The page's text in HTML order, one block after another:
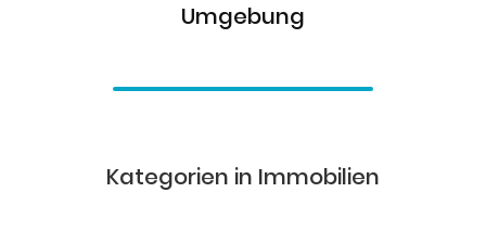
Umgebung
Kategorien in Immobilien